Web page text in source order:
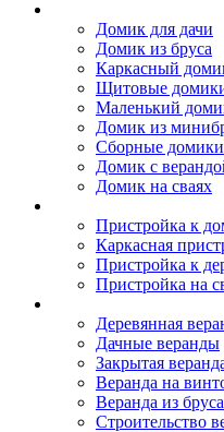
Домик для дачи
Домик из бруса
Каркасный
Щитовые
Маленький
Домик из
Сборные домики
Домик с
Домик на сваях
Пристройка к
Каркасная
Пристройка к
Пристройка на
Деревянная
Дачные веранды
Закрытая
Веранда на
Веранда из бруса
Строительство